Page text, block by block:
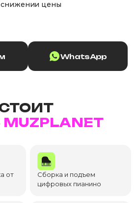
цены
WhatsApp
MUZPLANET
от
Сборка и подъем
цифровых пианино